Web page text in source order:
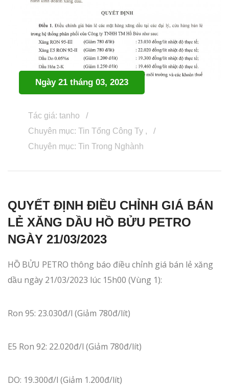
Ngày 21 tháng 03, 2023
Tác giá: tanho
Chuyên mục: Tin Tổng Công Ty ,
Chuyên mục: Tin Trong Nghành
QUYẾT ĐỊNH ĐIỀU CHỈNH GIÁ BÁN
LẺ XĂNG DẦU HỒ BỬU PETRO
NGÀY 21/03/2023
HỒ BỬU PETRO thông báo điều chỉnh giá bán lẻ xăng
dầu ngày 21/03/2023 lúc 15h00 (Vùng 1):
Ron 95: 23.030đ/l (Giảm 780đ/lít)
E5 Ron 92: 22.020đ/l (Giảm 780đ/lít)
DO: 19.300đ/l (Giảm 1.200đ/lít)